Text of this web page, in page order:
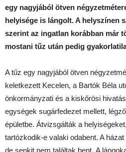
egy nagyjából ötven
helyisége is lángolt. A helyszínen
szerint az ingatlan korábban már
mostani tűz után pedig
A tűz egy nagyjából ötven
keletkezett Kecelen, a Bartók Béla
önkormányzati és a kiskőrösi
egységek sugárfedezet mellett,
épületbe. Átvizsgálták a
tartózkodik-e valaki odabent. A
de senkit nem találtak bent. A